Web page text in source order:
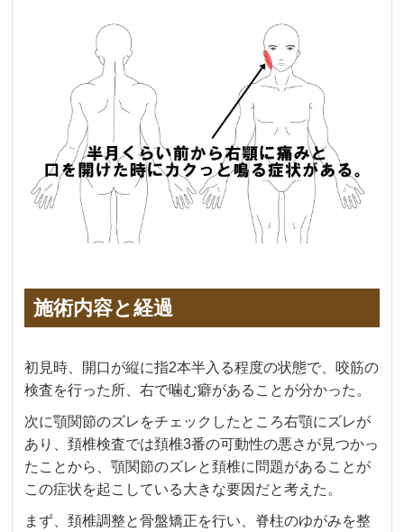
施術内容と経過
初見時、開口が縦に指2本半入る程度の状態で、咬筋の
検査を行った所、右で噛む癖があることが分かった。
次に顎関節のズレをチェックしたところ右顎にズレが
あり、頚椎検査では頚椎3番の可動性の悪さが見つかっ
たことから、顎関節のズレと頚椎に問題があることが
この症状を起こしている大きな要因だと考えた。
まず、頚椎調整と骨盤矯正を行い、脊柱のゆがみを整